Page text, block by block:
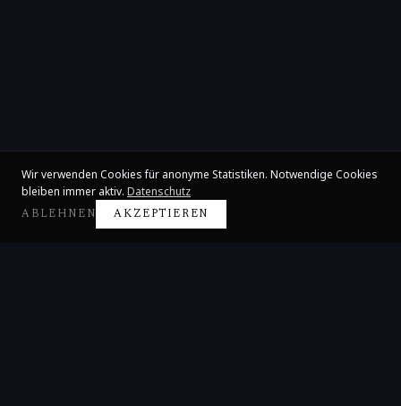
Wir verwenden Cookies für anonyme Statistiken. Notwendige Cookies
bleiben immer aktiv. Datenschutz
ABLEHNEN AKZEPTIEREN